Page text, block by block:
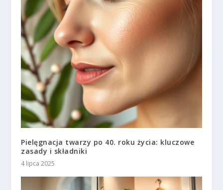
Pielęgnacja twarzy po 40. roku życia: kluczowe
zasady i składniki
4 lipca 2025